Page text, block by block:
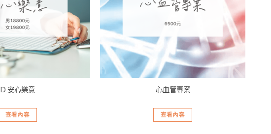
D 安心樂意
查看內容
心血管專案
查看內容